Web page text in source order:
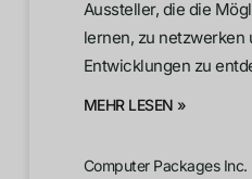
Aussteller, die die
lernen, zu netzwerken
Entwicklungen zu
MEHR LESEN »
Computer Packages Inc.